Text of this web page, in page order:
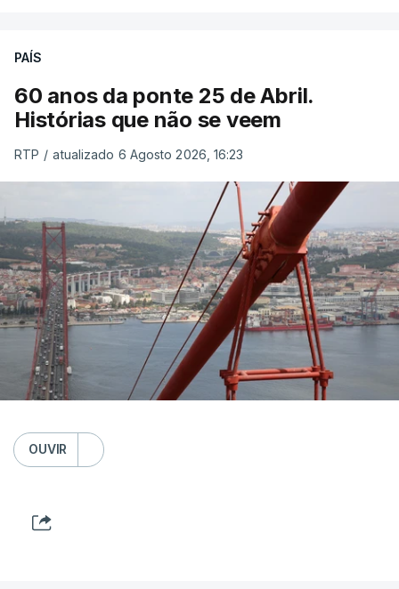
PAÍS
60 anos da ponte 25 de Abril.
Histórias que não se veem
RTP / atualizado 6 Agosto 2026, 16:23
OUVIR